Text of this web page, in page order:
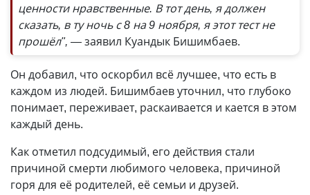
ценности нравственные. В тот день, я должен
сказать, в ту ночь с 8 на 9 ноября, я этот тест не
прошёл", — заявил Куандык Бишимбаев.
Он добавил, что оскорбил всё лучшее, что есть в
каждом из людей. Бишимбаев уточнил, что глубоко
понимает, переживает, раскаивается и кается в этом
каждый день.
Как отметил подсудимый, его действия стали
причиной смерти любимого человека, причиной
горя для её родителей, её семьи и друзей.